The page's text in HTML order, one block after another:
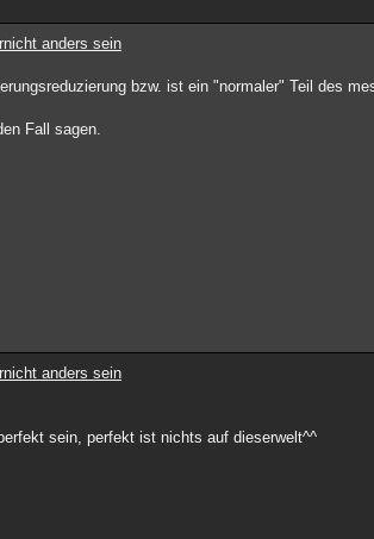
anders sein
bzw. ist ein "normaler" Teil des
Fall sagen.
anders sein
sein, perfekt ist nichts auf dieserwelt^^